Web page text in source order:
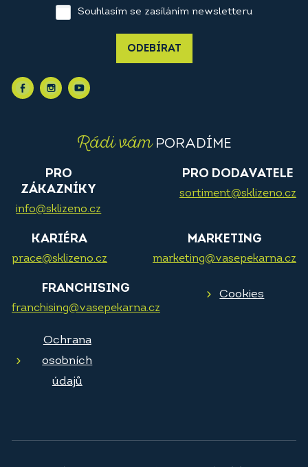
Souhlasím se zasíláním newsletteru
ODEBÍRAT
Rádi vámPORADÍME
PRO
ZÁKAZNÍKY
info@sklizeno.cz
PRO DODAVATELE
sortiment@sklizeno.cz
KARIÉRA
prace@sklizeno.cz
MARKETING
marketing@vasepekarna.cz
FRANCHISING
franchising@vasepekarna.cz
Cookies
Ochrana
osobních
údajů